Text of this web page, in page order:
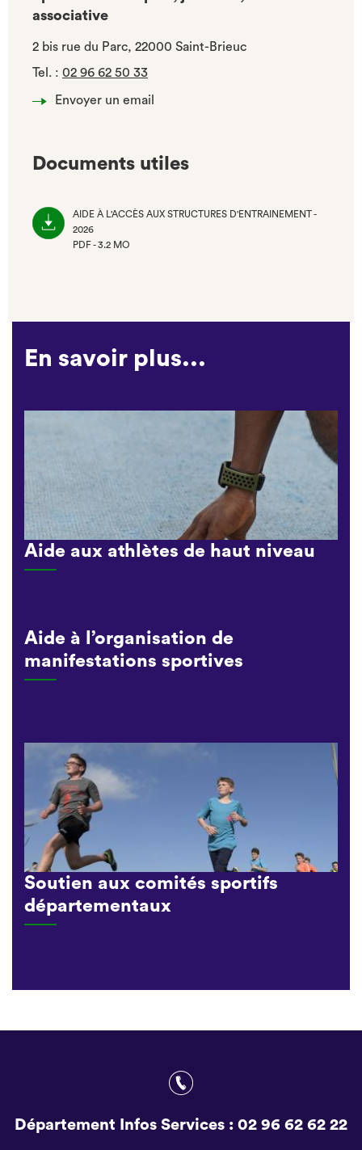
associative
2 bis rue du Parc, 22000 Saint-Brieuc
Tel. : 02 96 62 50 33
Envoyer un email
Documents utiles
AIDE À L'ACCÈS AUX STRUCTURES D'ENTRAINEMENT -
2026
PDF - 3.2 MO
En savoir plus...
Aide aux athlètes de haut niveau
Aide à l’organisation de
manifestations sportives
Soutien aux comités sportifs
départementaux
Département Infos Services : 02 96 62 62 22